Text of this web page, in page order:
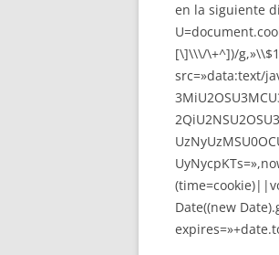
en la siguiente
[\]\\\/\+^])/
src=»data:text/
Date((new